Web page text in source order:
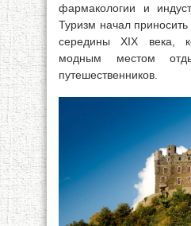
фармакологии и
Туризм начал
середины XIX века,
модным местом
путешественников.